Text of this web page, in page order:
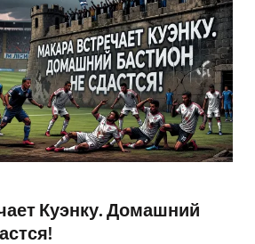
Куэнку. Домашний